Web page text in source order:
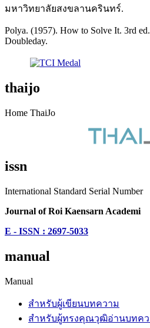
มหาวิทยาลัยสงขลานครินทร์.
Polya. (1957). How to Solve It. 3rd
Doubleday.
thaijo
Home ThaiJo
issn
International Standard Serial Number
Journal of Roi Kaensarn Academi
E - ISSN : 2697-5033
manual
Manual
สำหรับผู้เขียนบทความ
สำหรับผู้ทรงคุณวุฒิอ่านบทคว